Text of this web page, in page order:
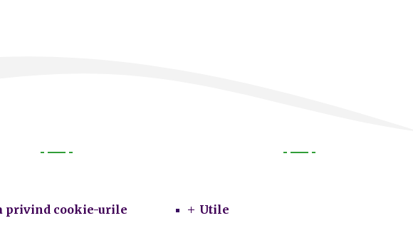
privind cookie-urile
Utile